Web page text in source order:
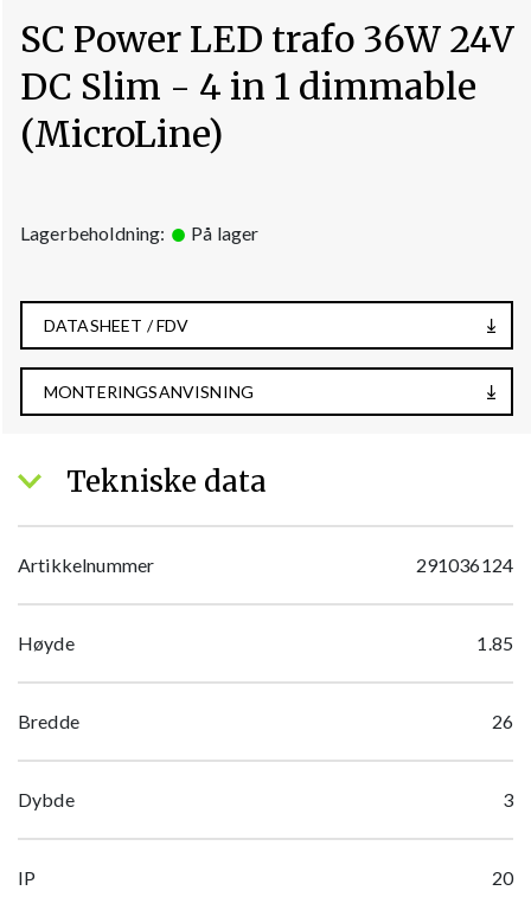
SC Power LED trafo 36W 24V
DC Slim - 4 in 1 dimmable
(MicroLine)
Lagerbeholdning: På lager
DATASHEET / FDV
MONTERINGSANVISNING
Tekniske data
Artikkelnummer 291036124
Høyde 1.85
Bredde 26
Dybde 3
IP 20